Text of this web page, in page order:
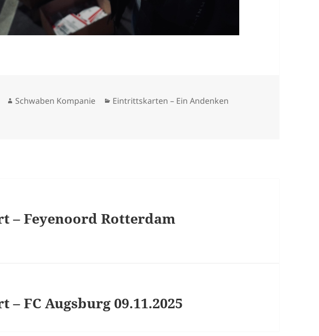
Autor
Schwaben Kompanie Kategorien
Eintrittskarten – Ein Andenken
– Feyenoord Rotterdam
– FC Augsburg 09.11.2025